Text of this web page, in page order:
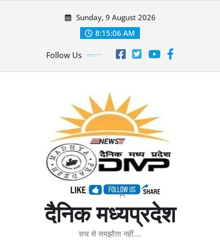
Sunday, 9 August 2026
8:15:08 AM
Follow Us
दैनिक मध्यप्रदेश
सच से समझौता नहीं….